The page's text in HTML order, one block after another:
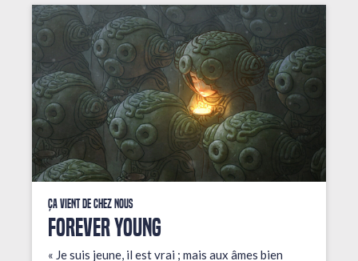
Ça vient de chez nous
FOREVER YOUNG
« Je suis jeune, il est vrai ; mais aux âmes bien